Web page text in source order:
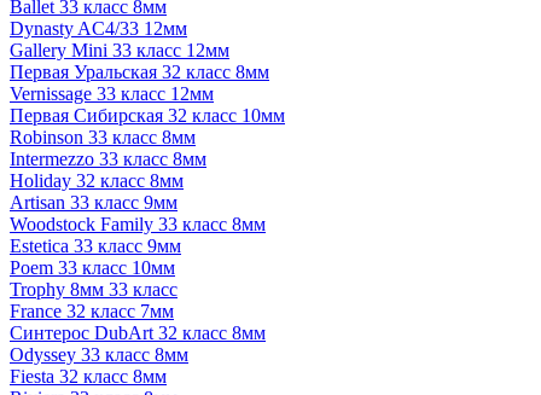
Ballet 33 класс 8мм
Dynasty AC4/33 12мм
Gallery Mini 33 класс 12мм
Первая Уральская 32 класс 8мм
Vernissage 33 класс 12мм
Первая Сибирская 32 класс 10мм
Robinson 33 класс 8мм
Intermezzo 33 класс 8мм
Holiday 32 класс 8мм
Artisan 33 класс 9мм
Woodstock Family 33 класс 8мм
Estetica 33 класс 9мм
Poem 33 класс 10мм
Trophy 8мм 33 класс
France 32 класс 7мм
Синтерос DubArt 32 класс 8мм
Odyssey 33 класс 8мм
Fiesta 32 класс 8мм